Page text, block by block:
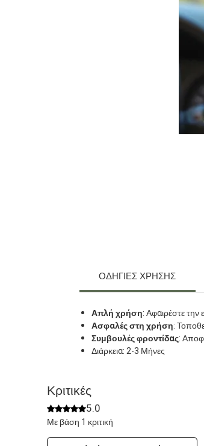
ΟΔΗΓΙΕΣ ΧΡΗΣΗΣ
Απλή χρήση: Αφαιρέστε την
Ασφαλές στη χρήση:
Συμβουλές φροντίδας:
Διάρκεια: 2-3 Μήνες
Κριτικές
Βαθμολογήθηκε με 5 από 5 αστέρια.
5.0
Με βάση 1 κριτική